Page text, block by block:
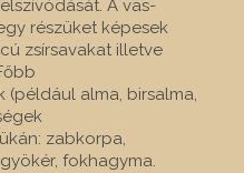
A vas­
részüket képesek
zsírsavakat illetve
(például al­ma, birsalma,
zabkorpa,
fokhagyma.